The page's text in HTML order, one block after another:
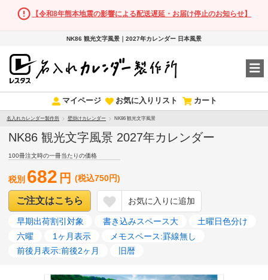
【令和8年熊本地震の影響による配送遅延・お届け停止のお知らせ】
NK86 観光文字風景｜2027年カレンダー 日本風景
マイページ お気に入りリスト カート
名入れカレンダー製作所 壁掛けカレンダー NK86 観光文字風景
NK86 観光文字風景 2027年カレンダー
100冊注文時の一冊当たりの価格
税別 682 円 (税込750円)
ご注文はこちら お気に入りに追加
早期出荷割引対象 書き込みスペース大
土曜日色分け
六曜
1ヶ月表示
メモスペース:罫線無し
前後月表示:前後2ヶ月
旧暦